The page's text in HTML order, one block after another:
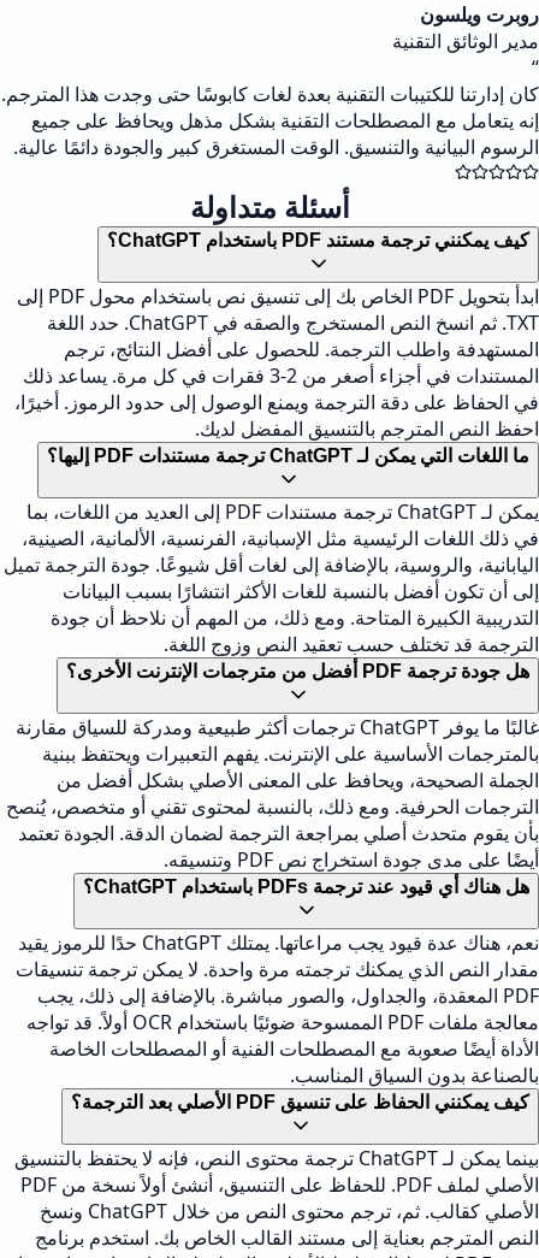
روبرت ويلسون
مدير الوثائق التقنية
“
كان إدارتنا للكتيبات التقنية بعدة لغات كابوسًا حتى وجدت هذا المترجم.
إنه يتعامل مع المصطلحات التقنية بشكل مذهل ويحافظ على جميع
الرسوم البيانية والتنسيق. الوقت المستغرق كبير والجودة دائمًا عالية.
أسئلة متداولة
كيف يمكنني ترجمة مستند PDF باستخدام ChatGPT؟
ابدأ بتحويل PDF الخاص بك إلى تنسيق نص باستخدام محول PDF إلى
TXT. ثم انسخ النص المستخرج والصقه في ChatGPT. حدد اللغة
المستهدفة واطلب الترجمة. للحصول على أفضل النتائج، ترجم
المستندات في أجزاء أصغر من 2-3 فقرات في كل مرة. يساعد ذلك
في الحفاظ على دقة الترجمة ويمنع الوصول إلى حدود الرموز. أخيرًا،
احفظ النص المترجم بالتنسيق المفضل لديك.
ما اللغات التي يمكن لـ ChatGPT ترجمة مستندات PDF إليها؟
يمكن لـ ChatGPT ترجمة مستندات PDF إلى العديد من اللغات، بما
في ذلك اللغات الرئيسية مثل الإسبانية، الفرنسية، الألمانية، الصينية،
اليابانية، والروسية، بالإضافة إلى لغات أقل شيوعًا. جودة الترجمة تميل
إلى أن تكون أفضل بالنسبة للغات الأكثر انتشارًا بسبب البيانات
التدريبية الكبيرة المتاحة. ومع ذلك، من المهم أن نلاحظ أن جودة
الترجمة قد تختلف حسب تعقيد النص وزوج اللغة.
هل جودة ترجمة PDF أفضل من مترجمات الإنترنت الأخرى؟
غالبًا ما يوفر ChatGPT ترجمات أكثر طبيعية ومدركة للسياق مقارنة
بالمترجمات الأساسية على الإنترنت. يفهم التعبيرات ويحتفظ ببنية
الجملة الصحيحة، ويحافظ على المعنى الأصلي بشكل أفضل من
الترجمات الحرفية. ومع ذلك، بالنسبة لمحتوى تقني أو متخصص، يُنصح
بأن يقوم متحدث أصلي بمراجعة الترجمة لضمان الدقة. الجودة تعتمد
أيضًا على مدى جودة استخراج نص PDF وتنسيقه.
هل هناك أي قيود عند ترجمة PDFs باستخدام ChatGPT؟
نعم، هناك عدة قيود يجب مراعاتها. يمتلك ChatGPT حدًا للرموز يقيد
مقدار النص الذي يمكنك ترجمته مرة واحدة. لا يمكن ترجمة تنسيقات
PDF المعقدة، والجداول، والصور مباشرة. بالإضافة إلى ذلك، يجب
معالجة ملفات PDF الممسوحة ضوئيًا باستخدام OCR أولاً. قد تواجه
الأداة أيضًا صعوبة مع المصطلحات الفنية أو المصطلحات الخاصة
بالصناعة بدون السياق المناسب.
كيف يمكنني الحفاظ على تنسيق PDF الأصلي بعد الترجمة؟
بينما يمكن لـ ChatGPT ترجمة محتوى النص، فإنه لا يحتفظ بالتنسيق
الأصلي لملف PDF. للحفاظ على التنسيق، أنشئ أولاً نسخة من PDF
الأصلي كقالب. ثم، ترجم محتوى النص من خلال ChatGPT ونسخ
النص المترجم بعناية إلى مستند القالب الخاص بك. استخدم برنامج